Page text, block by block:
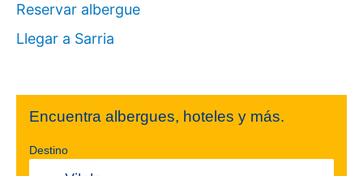
Reservar albergue
Llegar a Sarria
Encuentra albergues, hoteles y más.
Destino